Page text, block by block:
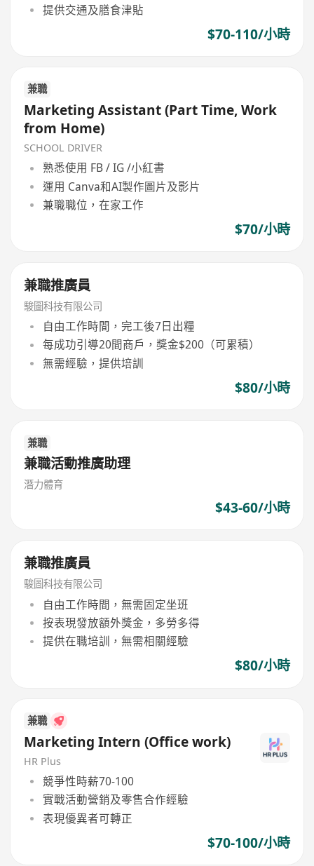
提供交通及膳食津貼
$70-110/小時
兼職
Marketing Assistant (Part Time, Work
from Home)
SCHOOL DRIVER
熟悉使用 FB / IG /小紅書
運用 Canva和AI製作圖片及影片
兼職職位，在家工作
$70/小時
兼職推廣員
駿圖科技有限公司
自由工作時間，完工後7日出糧
每成功引導20間商戶，獎金$200（可累積）
無需經驗，提供培訓
$80/小時
兼職
兼職活動推廣助理
潛力體育
$43-60/小時
兼職推廣員
駿圖科技有限公司
自由工作時間，無需固定坐班
按表現發放額外獎金，多勞多得
提供在職培訓，無需相關經驗
$80/小時
兼職
Marketing Intern (Office work)
HR Plus
競爭性時薪70-100
實戰活動營銷及零售合作經驗
表現優異者可轉正
$70-100/小時